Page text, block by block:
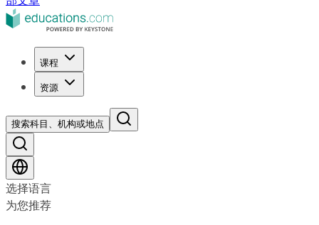
课程
资源
搜索科目、机构或地点
选择语言
为您推荐